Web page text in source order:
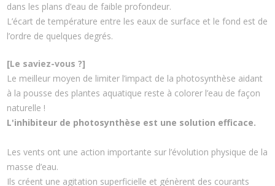
dans les plans d’eau de faible profondeur.
L’écart de température entre les eaux de surface et le fond est de
l’ordre de quelques degrés.
[Le saviez-vous ?]
Le meilleur moyen de limiter l’impact de la photosynthèse aidant
à la pousse des plantes aquatique reste à colorer l’eau de façon
naturelle !
L'inhibiteur de photosynthèse est une solution efficace.
Les vents ont une action importante sur l’évolution physique de la
masse d’eau.
Ils créent une agitation superficielle et génèrent des courants